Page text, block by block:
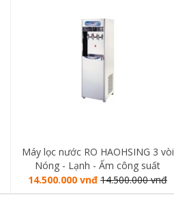
Máy lọc nước RO HAOHSING 3 vòi
Nóng - Lạnh - Ấm công suất
15lít/giờ
14.500.000 vnđ 14.500.000 vnđ